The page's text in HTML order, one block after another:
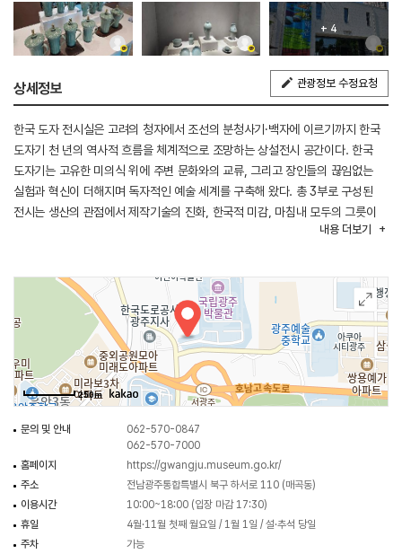
+ 4
상세정보 관광정보 수정요청
한국 도자 전시실은 고려의 청자에서 조선의 분청사기·백자에 이르기까지 한국
도자기 천 년의 역사적 흐름을 체계적으로 조망하는 상설전시 공간이다. 한국
도자기는 고유한 미의식 위에 주변 문화와의 교류, 그리고 장인들의 끊임없는
실험과 혁신이 더해지며 독자적인 예술 세계를 구축해 왔다. 총 3부로 구성된
전시는 생산의 관점에서 제작기술의 진화, 한국적 미감, 마침내 모두의 그릇이
된 자기의 역사‧문화를 입체적으로 풀어낸다. 다양한 연출 기법과 키오스크,
집약적 전시로 마련하였다. 신안해저 도자 전시실은 1323년 침몰한
신안해저선과 함께 바닷속에서 되살아난 14세기 동아시아 해상교류와 무역의
실체를 조명하는 상설전시 공간이다. 신안해저 문화유산은 1975년 전남 신안
증도 앞바다에서 발견된 이후 1976년부터 본격적인 수중 발굴을 통해 도자기와
교역품 수만 점이 확인되었으며, 이를 계기로 1978년 국립광주박물관이
건립되었다. 인양된 신안해저유산은 도자기 2만 5천여 점, 금속제품, 동전류
28톤, 자단목, 선상 생활용품 등 총 2만 7천여 점에 달한다. 신안해저선은 한국·
무역선으로, 출수 도자기는 신안해저 문화유산의 가치를 대표하는 핵심
유물이다. 이번 전시는 ‘바다를 건넌 꿈, 신안해저선’을 대주제로, 중세 동아시아
문화교류의 현장과 당시 사람들의 삶과 취향을 입체적으로 조명한다.
도자문화관의 체험형 공간인 디지털 아트존은 길이 60m의 초대형 파노라마
스크린에 ICT 기술을 접목한 몰입형 미디어 전시실이다. 고해상도 영상과
고품질 음향, 공간 전체를 감싸는 입체 시청각 연출로 영상 속에 들어가는 듯한
내용 더보기
250m
문의 및 안내
062-570-0847
062-570-7000
홈페이지
https://gwangju.museum.go.kr/
주소
전남광주통합특별시 북구 하서로 110 (매곡동)
이용시간
10:00~18:00 (입장 마감 17:30)
휴일
4월·11월 첫째 월요일 / 1월 1일 / 설·추석 당일
주차
가능